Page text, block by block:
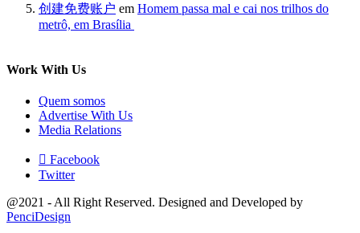
创建免费账户 em Homem passa mal e cai nos trilhos do
metrô, em Brasília
Work With Us
Quem somos
Advertise With Us
Media Relations
Facebook
Twitter
@2021 - All Right Reserved. Designed and Developed by
PenciDesign